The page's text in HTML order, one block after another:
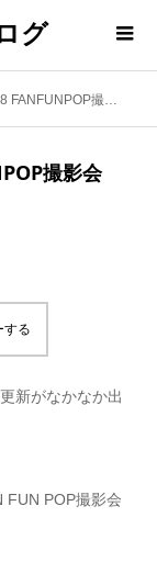
グ
撮影会
撮影会
する
新がなかなか出
FUN POP撮影会